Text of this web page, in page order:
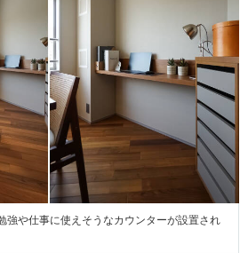
強や仕事に使えそうなカウンターが設置され